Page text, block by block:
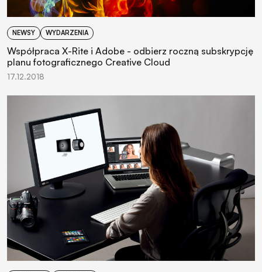
NEWSY WYDARZENIA
Współpraca X-Rite i Adobe - odbierz roczną subskrypcję
planu fotograficznego Creative Cloud
17.12.2018